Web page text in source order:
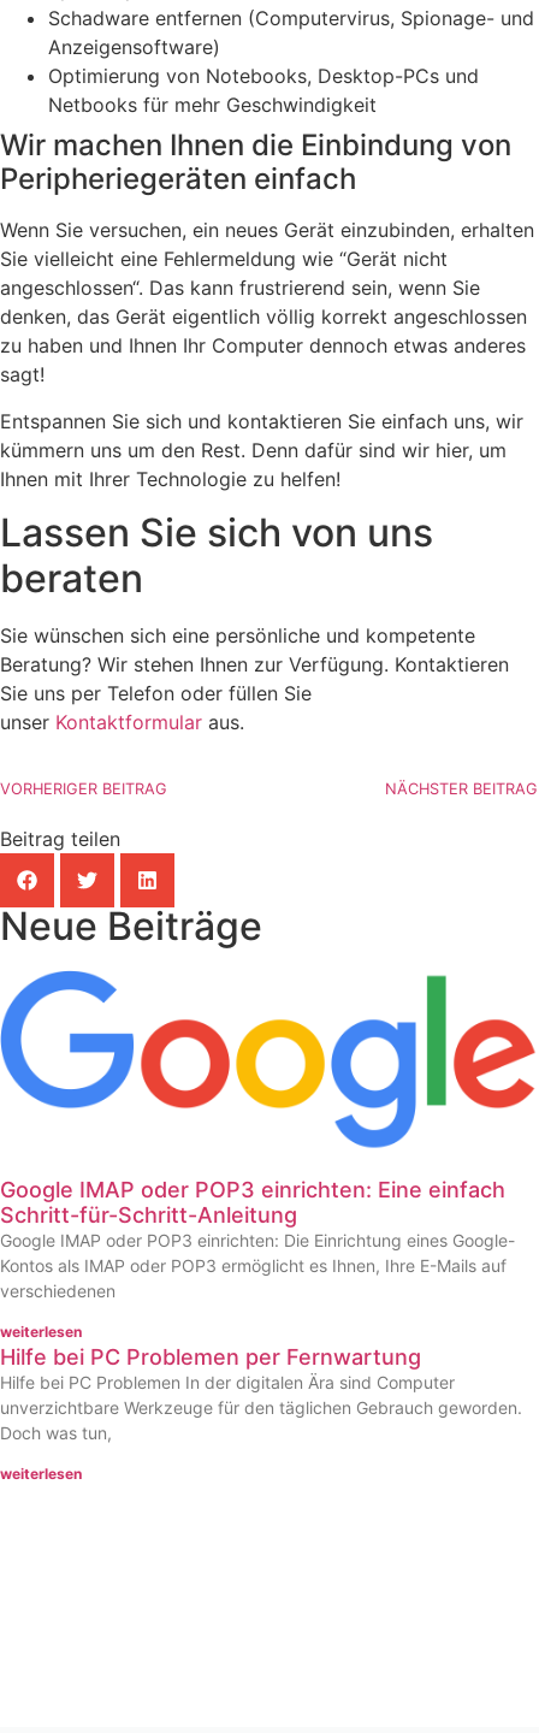
Schadware entfernen (Computervirus, Spionage- und
Anzeigensoftware)
Optimierung von Notebooks, Desktop-PCs und
Netbooks für mehr Geschwindigkeit
Wir machen Ihnen die Einbindung von
Peripheriegeräten einfach
Wenn Sie versuchen, ein neues Gerät einzubinden, erhalten
Sie vielleicht eine Fehlermeldung wie “Gerät nicht
angeschlossen“. Das kann frustrierend sein, wenn Sie
denken, das Gerät eigentlich völlig korrekt angeschlossen
zu haben und Ihnen Ihr Computer dennoch etwas anderes
sagt!
Entspannen Sie sich und kontaktieren Sie einfach uns, wir
kümmern uns um den Rest. Denn dafür sind wir hier, um
Ihnen mit Ihrer Technologie zu helfen!
Lassen Sie sich von uns
beraten
Sie wünschen sich eine persönliche und kompetente
Beratung? Wir stehen Ihnen zur Verfügung. Kontaktieren
Sie uns per Telefon oder füllen Sie
unser Kontaktformular aus.
VORHERIGER BEITRAG NÄCHSTER BEITRAG
Beitrag teilen
Neue Beiträge
Google IMAP oder POP3 einrichten: Eine einfach
Schritt-für-Schritt-Anleitung
Google IMAP oder POP3 einrichten: Die Einrichtung eines Google-
Kontos als IMAP oder POP3 ermöglicht es Ihnen, Ihre E-Mails auf
verschiedenen
weiterlesen
Hilfe bei PC Problemen per Fernwartung
Hilfe bei PC Problemen In der digitalen Ära sind Computer
unverzichtbare Werkzeuge für den täglichen Gebrauch geworden.
Doch was tun,
weiterlesen